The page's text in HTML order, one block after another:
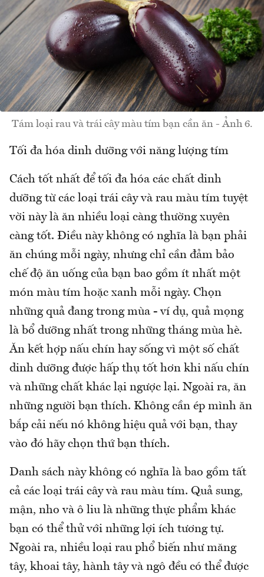
Tám loại rau và trái cây màu tím bạn cần ăn - Ảnh 6.
Tối đa hóa dinh dưỡng với năng lượng tím
Cách tốt nhất để tối đa hóa các chất dinh
dưỡng từ các loại trái cây và rau màu tím tuyệt
vời này là ăn nhiều loại càng thường xuyên
càng tốt. Điều này không có nghĩa là bạn phải
ăn chúng mỗi ngày, nhưng chỉ cần đảm bảo
chế độ ăn uống của bạn bao gồm ít nhất một
món màu tím hoặc xanh mỗi ngày. Chọn
những quả đang trong mùa - ví dụ, quả mọng
là bổ dưỡng nhất trong những tháng mùa hè.
Ăn kết hợp nấu chín hay sống vì một số chất
dinh dưỡng được hấp thụ tốt hơn khi nấu chín
và những chất khác lại ngược lại. Ngoài ra, ăn
những người bạn thích. Không cần ép mình ăn
bắp cải nếu nó không hiệu quả với bạn, thay
vào đó hãy chọn thứ bạn thích.
Danh sách này không có nghĩa là bao gồm tất
cả các loại trái cây và rau màu tím. Quả sung,
mận, nho và ô liu là những thực phẩm khác
bạn có thể thử với những lợi ích tương tự.
Ngoài ra, nhiều loại rau phổ biến như măng
tây, khoai tây, hành tây và ngô đều có thể được